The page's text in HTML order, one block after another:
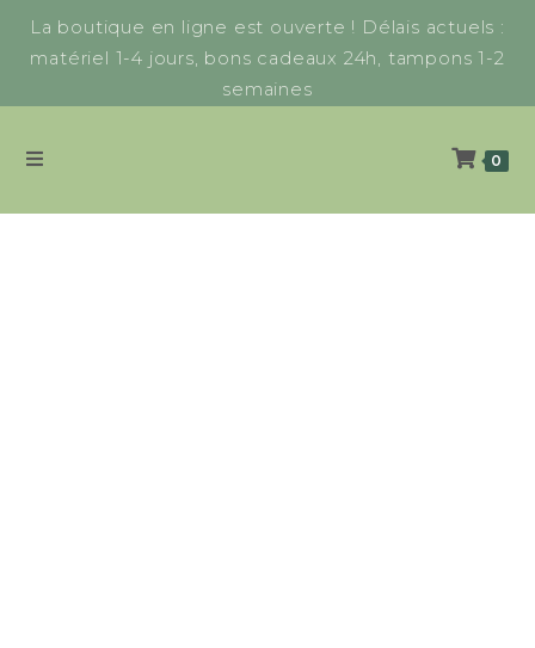
La boutique en ligne est ouverte ! Délais actuels :
matériel 1-4 jours, bons cadeaux 24h, tampons 1-2
semaines
0